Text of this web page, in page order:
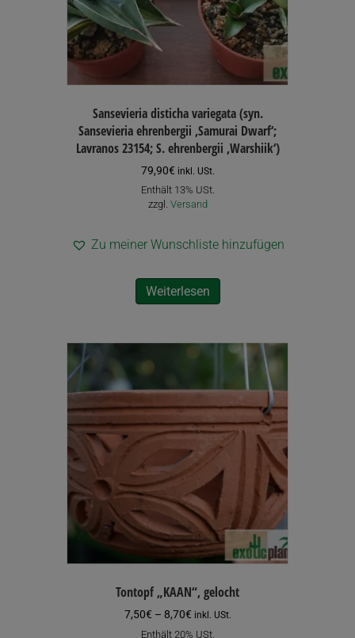
Sansevieria disticha variegata (syn.
Sansevieria ehrenbergii ‚Samurai Dwarf‘;
Lavranos 23154; S. ehrenbergii ‚Warshiik‘)
79,90€ inkl. USt.
Enthält 13% USt.
zzgl. Versand
Zu meiner Wunschliste hinzufügen
Weiterlesen
Tontopf „KAAN“, gelocht
7,50€ – 8,70€Preisspanne:
7,50€
inkl. USt.
Enthält 20% USt.